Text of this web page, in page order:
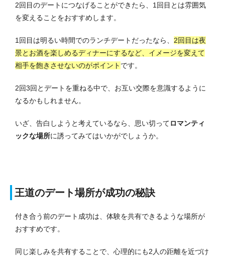
2回目のデートにつなげることができたら、1回目とは雰囲気
を変えることをおすすめします。
1回目は明るい時間でのランチデートだったなら、 2回目は夜
景とお酒を楽しめるディナーにするなど、イメージを変えて
相手を飽きさせないのがポイント です。
2回3回とデートを重ねる中で、お互い交際を意識するように
なるかもしれません。
いざ、告白しようと考えているなら、思い切ってロマンティ
ックな場所に誘ってみてはいかがでしょうか。
王道のデート場所が成功の秘訣
付き合う前のデート成功は、体験を共有できるような場所が
おすすめです。
同じ楽しみを共有することで、心理的にも2人の距離を近づけ